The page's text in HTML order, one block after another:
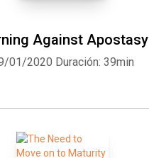
Against Apostasy
01/2020 Duración: 39min